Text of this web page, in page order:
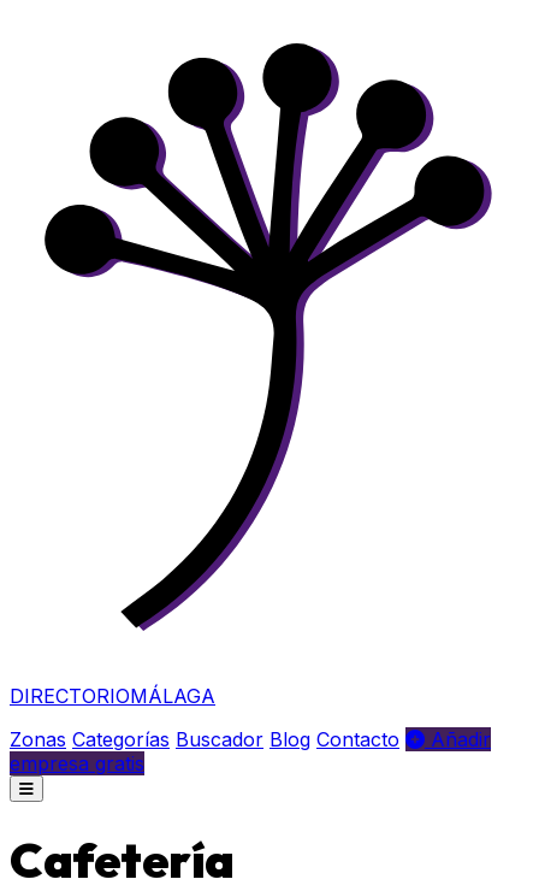
DIRECTORIOMÁLAGA
Zonas Categorías Buscador Blog Contacto
Añadir
empresa gratis
Cafetería